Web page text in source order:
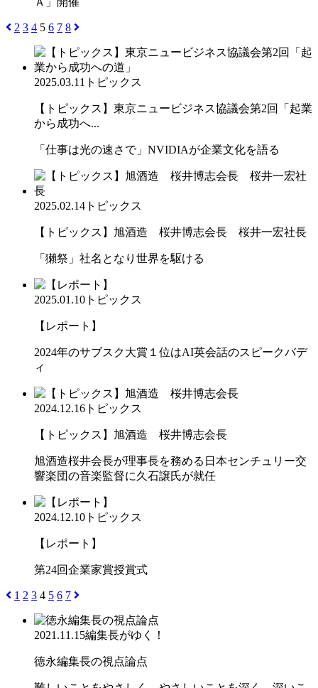
2 3 4 5 6 7 8
2025.03.11 トピックス
【トピックス】東京ニュービジネス協議会第2回「起業
から成功へ...
「仕事は光の速さで」NVIDIAが企業文化を語る
2025.02.14 トピックス
【トピックス】旭酒造 桜井博志会長 桜井一宏社長
「獺祭」社名となり世界を駆ける
2025.01.10 トピックス
【レポート】
2024年のサブスク大賞１位はAI英会話のスピークバデ
ィ
2024.12.16 トピックス
【トピックス】旭酒造 桜井博志会長
旭酒造桜井会長が理事長を務める日本センチュリー交
響楽団の音楽監督に久石譲氏が就任
2024.12.10 トピックス
【レポート】
第24回企業家賞授賞式
1 2 3 4 5 6 7
2021.11.15編集長がゆく！
徳永編集長の視点論点